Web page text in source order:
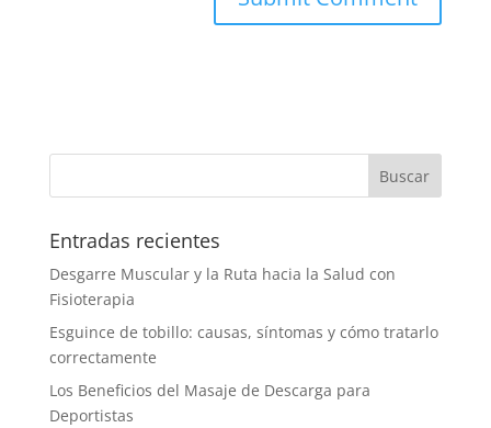
Entradas recientes
Desgarre Muscular y la Ruta hacia la Salud con
Fisioterapia
Esguince de tobillo: causas, síntomas y cómo tratarlo
correctamente
Los Beneficios del Masaje de Descarga para
Deportistas